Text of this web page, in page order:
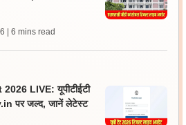
| 6 mins read
LIVE: यूपीटीईटी
पर जल्द, जानें लेटेस्ट